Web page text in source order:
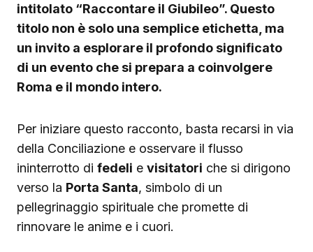
intitolato “Raccontare il Giubileo”. Questo
titolo non è solo una semplice etichetta, ma
un invito a esplorare il profondo significato
di un evento che si prepara a coinvolgere
Roma e il mondo intero.
Per iniziare questo racconto, basta recarsi in via
della Conciliazione e osservare il flusso
ininterrotto di fedeli e visitatori che si dirigono
verso la Porta Santa, simbolo di un
pellegrinaggio spirituale che promette di
rinnovare le anime e i cuori.